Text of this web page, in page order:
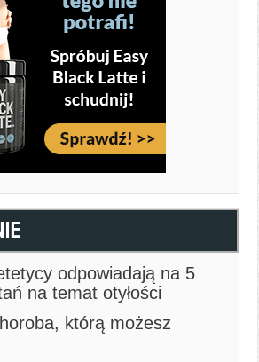
odpowiadają na 5
na temat otyłości
którą możesz